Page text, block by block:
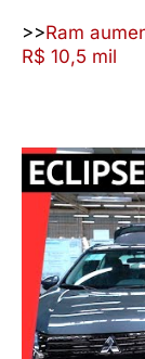
>>Ram
R$ 10,5 mil